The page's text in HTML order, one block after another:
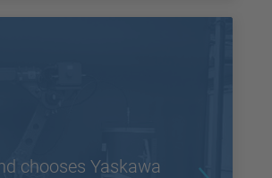
chooses Yaskawa